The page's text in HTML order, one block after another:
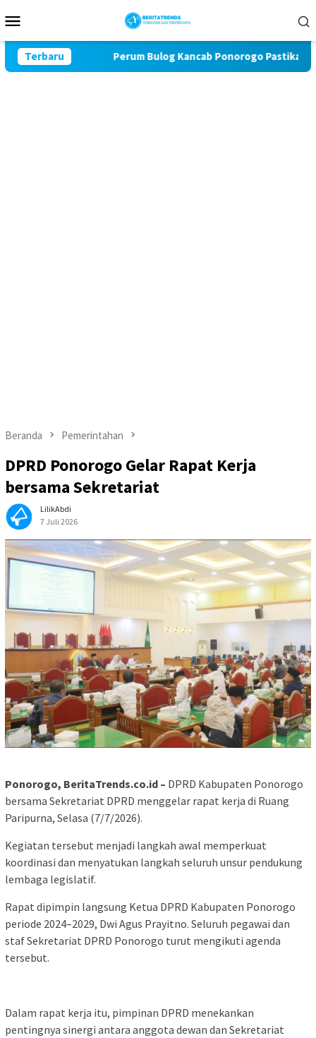
ke
Mobile
Terbaru
Murah Perum Bulog Kancab Ponorogo Pastikan Stok
Beranda Pemerintahan
DPRD Ponorogo Gelar Rapat Kerja
bersama Sekretariat
LilikAbdi
7 Juli 2026
Ponorogo, BeritaTrends.co.id – DPRD Kabupaten Ponorogo
bersama Sekretariat DPRD menggelar rapat kerja di Ruang
Paripurna, Selasa (7/7/2026).
Kegiatan tersebut menjadi langkah awal memperkuat
koordinasi dan menyatukan langkah seluruh unsur pendukung
lembaga legislatif.
Rapat dipimpin langsung Ketua DPRD Kabupaten Ponorogo
periode 2024–2029, Dwi Agus Prayitno. Seluruh pegawai dan
staf Sekretariat DPRD Ponorogo turut mengikuti agenda
tersebut.
Dalam rapat kerja itu, pimpinan DPRD menekankan
pentingnya sinergi antara anggota dewan dan Sekretariat